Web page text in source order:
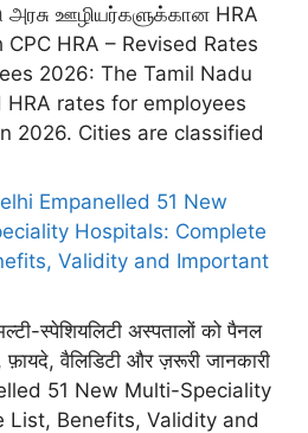
அரசு ஊழியர்களுக்கான HRA
HRA – Revised Rates
2026: The Tamil Nadu
rates for employees
2026. Cities are classified
Empanelled 51 New
Hospitals: Complete
Validity and Important
स्पेशियलिटी अस्पतालों को पैनल
फ़ायदे, वैलिडिटी और ज़रूरी जानकारी
51 New Multi-Speciality
List, Benefits, Validity and